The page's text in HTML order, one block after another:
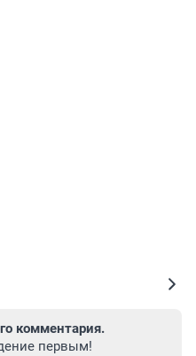
комментария.
первым!